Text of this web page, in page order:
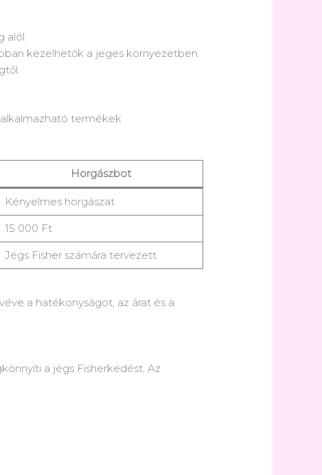
alól.
kezelhetők a jeges környezetben.
termékek
Horgászbot
Kényelmes horgászat
15 000 Ft
Jégs Fisher számára tervezett
a hatékonyságot, az árat és a
a jégs Fisherkedést. Az